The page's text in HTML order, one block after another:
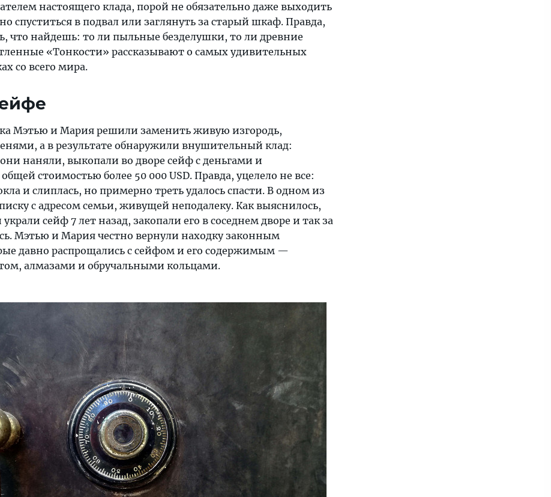
настоящего клада, порой не обязательно даже выходить
спуститься в подвал или заглянуть за старый шкаф. Правда,
что найдешь: то ли пыльные безделушки, то ли древние
«Тонкости» рассказывают о самых удивительных
со всего мира.
Мэтью и Мария решили заменить живую изгородь,
а в результате обнаружили внушительный клад:
наняли, выкопали во дворе сейф с деньгами и
стоимостью более 50 000 USD. Правда, уцелело не все:
и слиплась, но примерно треть удалось спасти. В одном из
с адресом семьи, живущей неподалеку. Как выяснилось,
сейф 7 лет назад, закопали его в соседнем дворе и так за
Мэтью и Мария честно вернули находку законным
давно распрощались с сейфом и его содержимым —
алмазами и обручальными кольцами.